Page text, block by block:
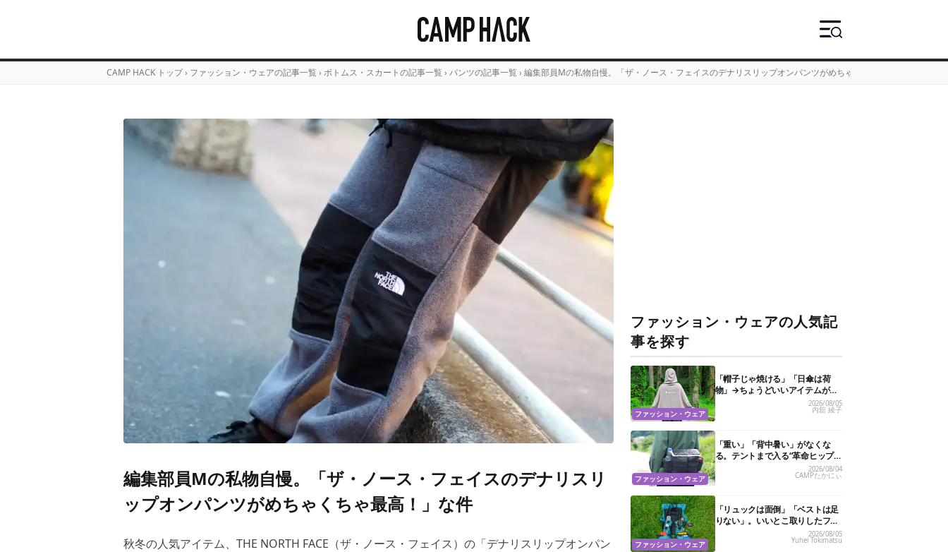
CAMP HACK トップ › ファッション・ウェアの記事一覧 › ボトムス・スカートの記事一覧 › パンツの記事一覧 › 編集部員Mの私物自慢。「ザ・ノース・フェイスのデナリスリップオンパンツがめちゃくちゃ最高！」な件
編集部員Mの私物自慢。「ザ・ノース・フェイスのデナリスリ
ップオンパンツがめちゃくちゃ最高！」な件
秋冬の人気アイテム、THE NORTH FACE（ザ・ノース・フェイス）の「デナリスリップオンパン
ファッション・ウェアの人気記
事を探す
ファッション・ウェア
「帽子じゃ焼ける」「日傘は荷
物」→ちょうどいいアイテムがス
ノーピークにありました
2026/08/05
内舘 綾子
ファッション・ウェア
「重い」「背中暑い」がなくな
る。テントまで入る“革命ヒップ
バッグ”が夏のアウトドアを身軽
にしてくれた
2026/08/04
CAMPたかにぃ
ファッション・ウェア
「リュックは面倒」「ベストは足
りない」。いいとこ取りしたフェ
ス特化バッグがあるんです2026/08/05
Yuhei Tokimatsu